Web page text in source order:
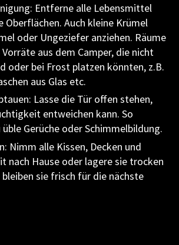
Entferne alle Lebensmittel
Oberflächen. Auch kleine Krümel
oder Ungeziefer anziehen. Räume
aus dem Camper, die nicht
oder bei Frost platzen könnten, z.B.
aus Glas etc.
Lasse die Tür offen stehen,
entweichen kann. So
Gerüche oder Schimmelbildung.
Nimm alle Kissen, Decken und
nach Hause oder lagere sie trocken
bleiben sie frisch für die nächste